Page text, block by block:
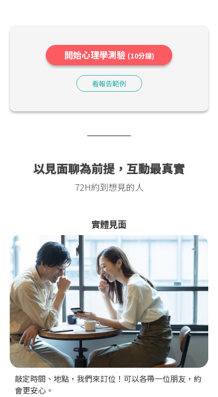
開始心理學測驗 (10分鐘)
看報告範例
以見面聊為前提，互動最真實
72H約到想見的人
實體見面
敲定時間、地點，我們來訂位！可以各帶一位朋友，約
會更安心。